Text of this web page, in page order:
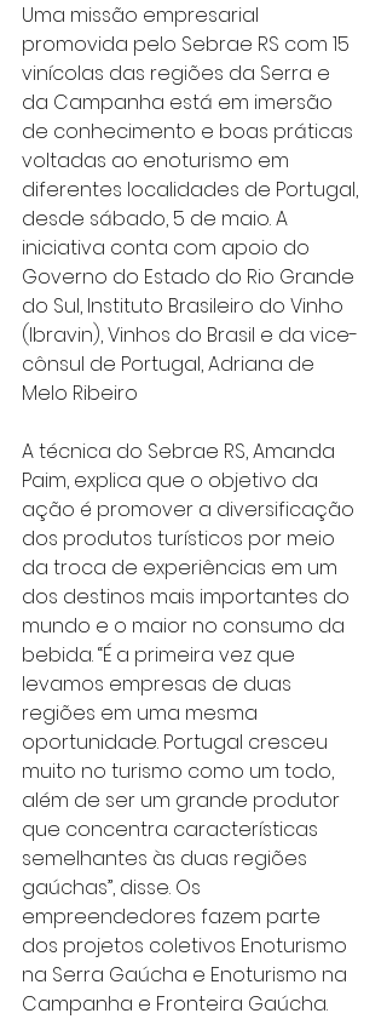
Uma missão empresarial
promovida pelo Sebrae RS com 15
vinícolas das regiões da Serra e
da Campanha está em imersão
de conhecimento e boas práticas
voltadas ao enoturismo em
diferentes localidades de Portugal,
desde sábado, 5 de maio. A
iniciativa conta com apoio do
Governo do Estado do Rio Grande
do Sul, Instituto Brasileiro do Vinho
(Ibravin), Vinhos do Brasil e da vice-
cônsul de Portugal, Adriana de
Melo Ribeiro
A técnica do Sebrae RS, Amanda
Paim, explica que o objetivo da
ação é promover a diversificação
dos produtos turísticos por meio
da troca de experiências em um
dos destinos mais importantes do
mundo e o maior no consumo da
bebida. “É a primeira vez que
levamos empresas de duas
regiões em uma mesma
oportunidade. Portugal cresceu
muito no turismo como um todo,
além de ser um grande produtor
que concentra características
semelhantes às duas regiões
gaúchas”, disse. Os
empreendedores fazem parte
dos projetos coletivos Enoturismo
na Serra Gaúcha e Enoturismo na
Campanha e Fronteira Gaúcha.